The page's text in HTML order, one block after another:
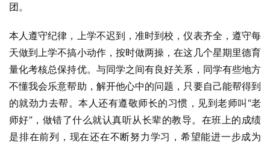
团。
本人遵守纪律，上学不迟到，准时到校，仪表齐全，遵守每
天做到上学不搞小动作，按时做两操，在这几个星期里德育
量化考核总保持优。与同学之间有良好关系，同学有些地方
不懂我会乐意帮助，解开他心中的问题，只要自己能帮得到
的就劲力去帮。本人还有遵敬师长的习惯，见到老师叫“老
师好”，做错了什么就认真听从长辈的教导。在班上的成绩
是排在前列，现在还在不断努力学习，希望能进一步成为